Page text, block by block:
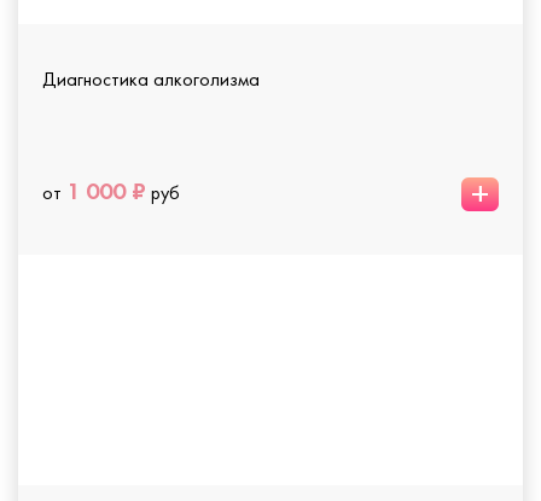
Диагностика алкоголизма
от 1 000 ₽ руб +